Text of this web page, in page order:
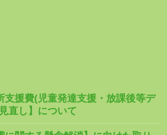
支援費(児童発達支援・放課後等デ
直し】について